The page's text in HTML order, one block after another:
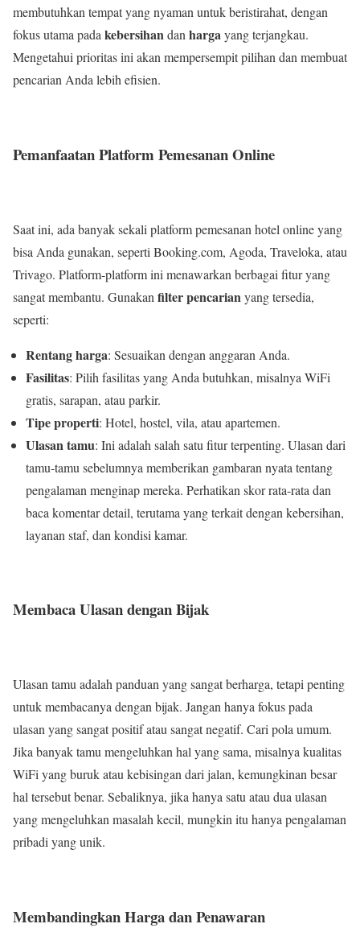
membutuhkan tempat yang nyaman untuk beristirahat, dengan
fokus utama padakebersihandanhargayang terjangkau.
Mengetahui prioritas ini akan mempersempit pilihan dan membuat
pencarian Anda lebih efisien.
Pemanfaatan Platform Pemesanan Online
Saat ini, ada banyak sekali platform pemesanan hotel online yang
bisa Anda gunakan, seperti Booking.com, Agoda, Traveloka, atau
Trivago. Platform-platform ini menawarkan berbagai fitur yang
sangat membantu. Gunakan filter pencarianyang tersedia,
seperti:
Rentang harga: Sesuaikan dengan anggaran Anda.
Fasilitas: Pilih fasilitas yang Anda butuhkan, misalnya WiFi
gratis, sarapan, atau parkir.
Tipe properti: Hotel, hostel, vila, atau apartemen.
Ulasan tamu: Ini adalah salah satu fitur terpenting. Ulasan dari
tamu-tamu sebelumnya memberikan gambaran nyata tentang
pengalaman menginap mereka. Perhatikan skor rata-rata dan
baca komentar detail, terutama yang terkait dengan kebersihan,
layanan staf, dan kondisi kamar.
Membaca Ulasan dengan Bijak
Ulasan tamu adalah panduan yang sangat berharga, tetapi penting
untuk membacanya dengan bijak. Jangan hanya fokus pada
ulasan yang sangat positif atau sangat negatif. Cari pola umum.
Jika banyak tamu mengeluhkan hal yang sama, misalnya kualitas
WiFi yang buruk atau kebisingan dari jalan, kemungkinan besar
hal tersebut benar. Sebaliknya, jika hanya satu atau dua ulasan
yang mengeluhkan masalah kecil, mungkin itu hanya pengalaman
pribadi yang unik.
Membandingkan Harga dan Penawaran